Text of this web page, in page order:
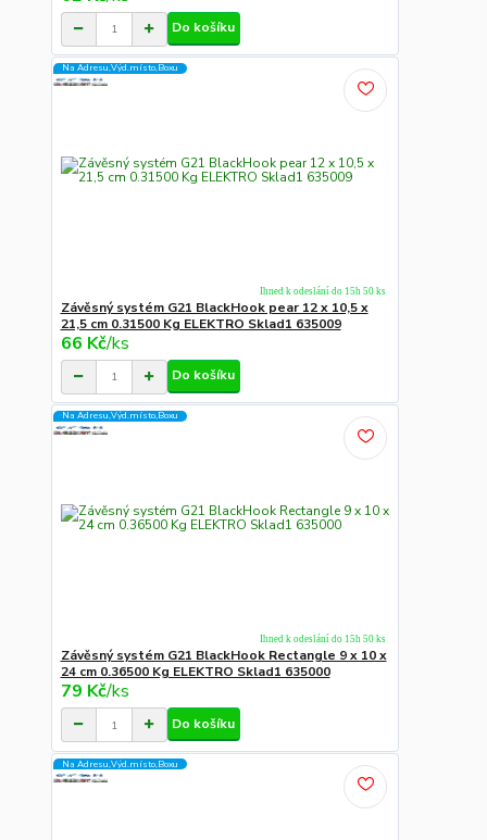
Do košíku
Na Adresu,Výd.místo,Boxu
Závěsný systém G21 BlackHook pear 12 x 10,5 x
21,5 cm 0.31500 Kg ELEKTRO Sklad1 635009
66 Kč/ks
Ihned k odeslání do 15h 50 ks
Do košíku
Na Adresu,Výd.místo,Boxu
Závěsný systém G21 BlackHook Rectangle 9 x 10 x
24 cm 0.36500 Kg ELEKTRO Sklad1 635000
79 Kč/ks
Ihned k odeslání do 15h 50 ks
Do košíku
Na Adresu,Výd.místo,Boxu